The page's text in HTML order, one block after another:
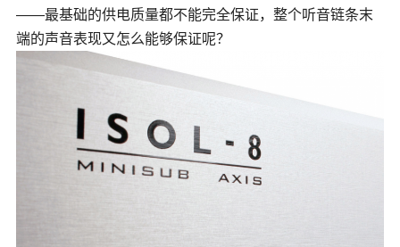
——最基础的供电质量都不能完全保证，整个听音链条末
端的声音表现又怎么能够保证呢？